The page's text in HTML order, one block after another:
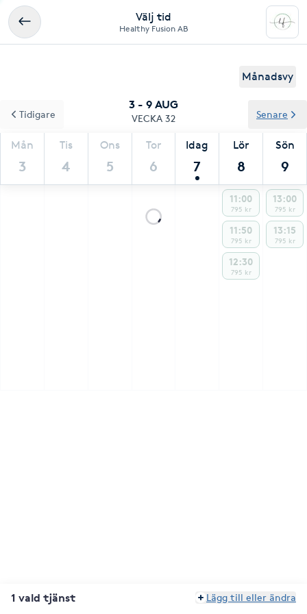
Välj tid
Healthy Fusion AB
Månadsvy
3 - 9 AUG
VECKA 32
Mån
3
Tis
4
Ons
5
Tor
6
Idag
7
Lör
8
Sön
9
Tidigare Senare
11:00
795 kr
11:50
795 kr
12:30
795 kr
13:00
795 kr
13:15
795 kr
1 vald tjänst Lägg till eller ändra